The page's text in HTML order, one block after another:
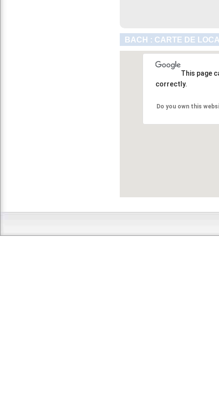
BACH : CARTE DE
This page
correctly.
Do you own this